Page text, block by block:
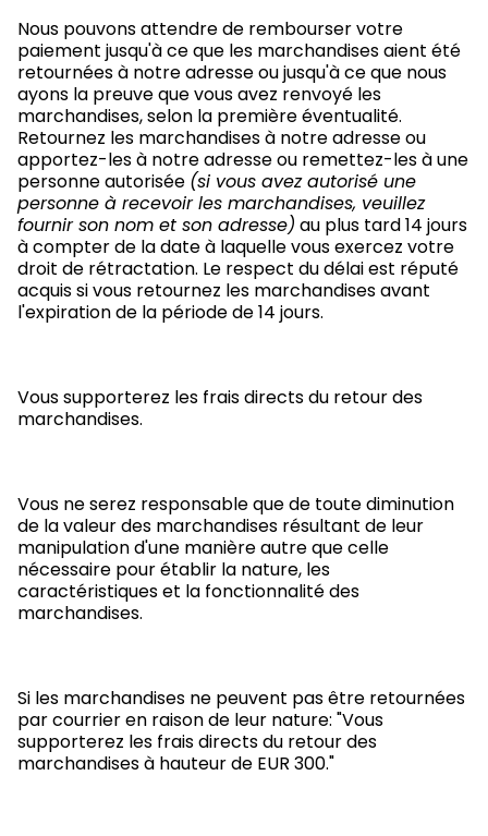
Nous pouvons attendre de rembourser votre
paiement jusqu'à ce que les marchandises aient été
retournées à notre adresse ou jusqu'à ce que nous
ayons la preuve que vous avez renvoyé les
marchandises, selon la première éventualité.
Retournez les marchandises à notre adresse ou
apportez-les à notre adresse ou remettez-les à une
personne autorisée (si vous avez autorisé une
personne à recevoir les marchandises, veuillez
fournir son nom et son adresse) au plus tard 14 jours
à compter de la date à laquelle vous exercez votre
droit de rétractation. Le respect du délai est réputé
acquis si vous retournez les marchandises avant
l'expiration de la période de 14 jours.
Vous supporterez les frais directs du retour des
marchandises.
Vous ne serez responsable que de toute diminution
de la valeur des marchandises résultant de leur
manipulation d'une manière autre que celle
nécessaire pour établir la nature, les
caractéristiques et la fonctionnalité des
marchandises.
Si les marchandises ne peuvent pas être retournées
par courrier en raison de leur nature: "Vous
supporterez les frais directs du retour des
marchandises à hauteur de EUR 300."